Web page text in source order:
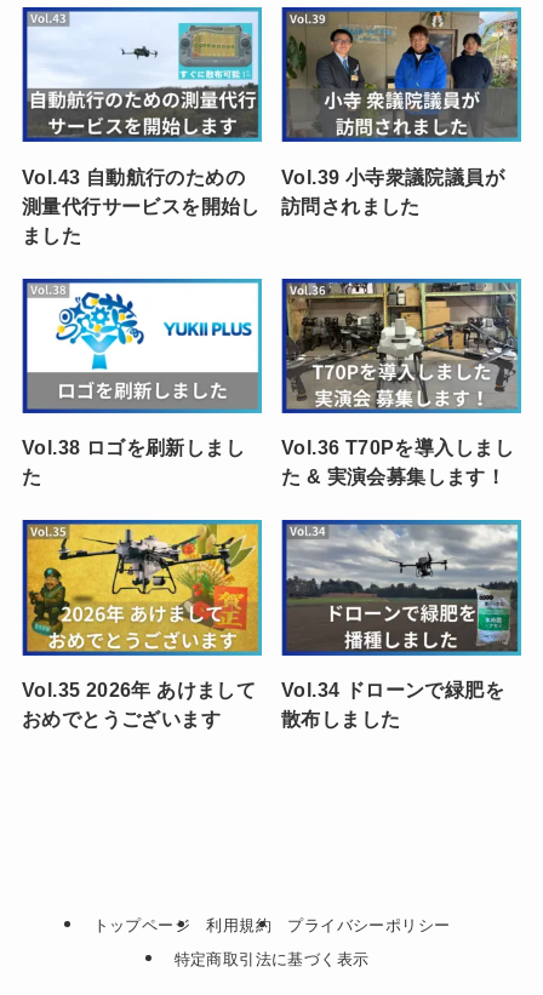
Vol.43 自動航行のための
測量代行サービスを開始し
ました
Vol.39 小寺衆議院議員が
訪問されました
Vol.38 ロゴを刷新しまし
た
Vol.36 T70Pを導入しまし
た & 実演会募集します！
Vol.35 2026年 あけまして
おめでとうございます
Vol.34 ドローンで緑肥を
散布しました
トップページ 利用規約
プライバシーポリシー
特定商取引法に基づく表示